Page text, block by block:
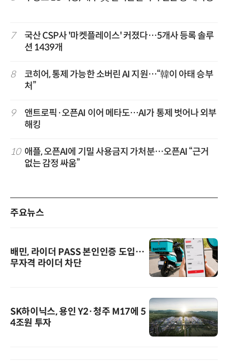
7
국산 CSP사 '마켓플레이스' 커졌다…5개사 등록 솔루
션 1439개
8
코히어, 통제 가능한 소버린 AI 지원…“韓이 아태 승부
처”
9
앤트로픽·오픈AI 이어 메타도…AI가 통제 벗어나 외부
해킹
10 애플, 오픈AI에 기밀 사용금지 가처분…오픈AI “근거
없는 감정 싸움”
주요뉴스
배민, 라이더 PASS 본인인증 도입…
무자격 라이더 차단
SK하이닉스, 용인 Y2·청주 M17에 5
4조원 투자